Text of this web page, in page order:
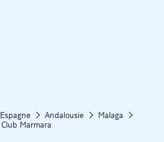
Espagne Andalousie
Malaga
Club Marmara